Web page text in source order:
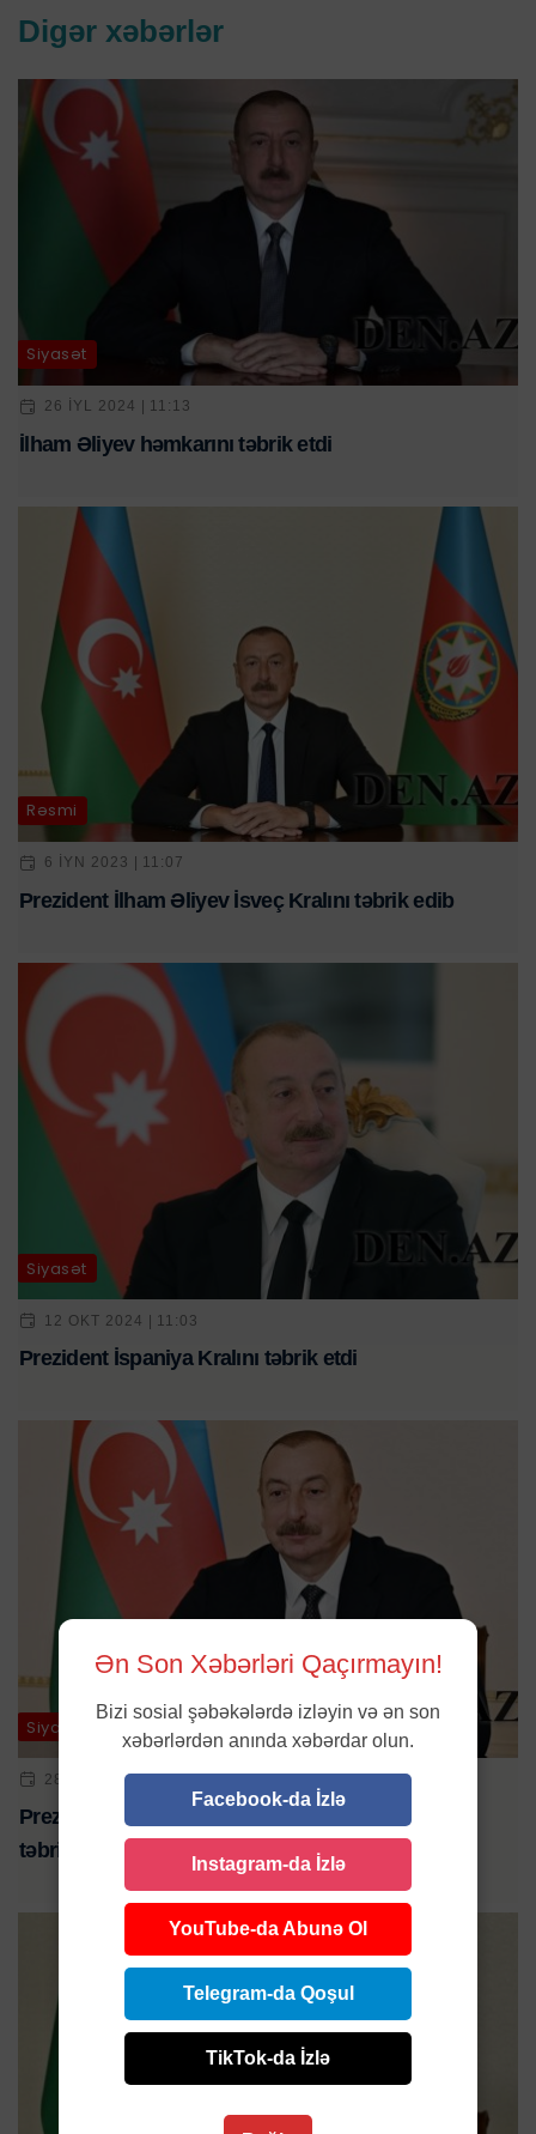
Digər xəbərlər
Siyasət
26 IYL 2024 | 11:13
İlham Əliyev həmkarını təbrik etdi
Rəsmi
6 IYN 2023 | 11:07
Prezident İlham Əliyev İsveç Kralını təbrik edib
Siyasət
12 OKT 2024 | 11:03
Prezident İspaniya Kralını təbrik etdi
Siyasət
28 IYL 2023 | 13:46
Prezident İlham Əliyev Perunun dövlət başçısını
təbrik edib
Ən Son Xəbərləri Qaçırmayın!
Bizi sosial şəbəkələrdə izləyin və ən son
xəbərlərdən anında xəbərdar olun.
Facebook-da İzlə
Instagram-da İzlə
YouTube-da Abunə Ol
Telegram-da Qoşul
TikTok-da İzlə